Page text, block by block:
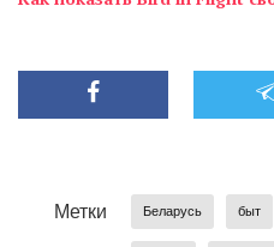
Метки Беларусь быт